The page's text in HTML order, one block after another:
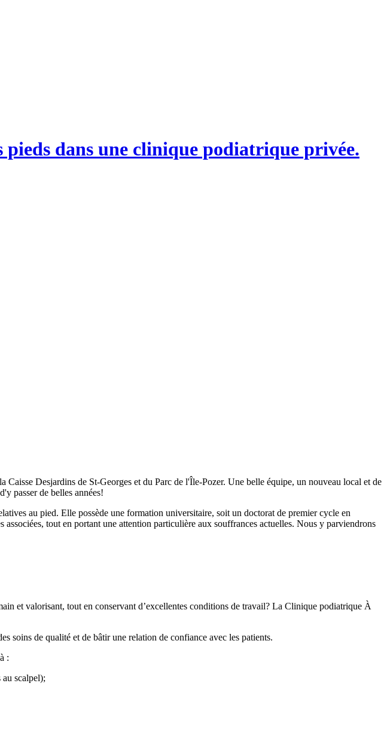
dans une clinique podiatrique privée.
Desjardins de St-Georges et du Parc de l'Île-Pozer. Une belle équipe, un nouveau local et de
passer de belles années!
au pied. Elle possède une formation universitaire, soit un doctorat de premier cycle en
tout en portant une attention particulière aux souffrances actuelles. Nous y parviendrons
et valorisant, tout en conservant d’excellentes conditions de travail? La Clinique podiatrique À
soins de qualité et de bâtir une relation de confiance avec les patients.
:
au scalpel);